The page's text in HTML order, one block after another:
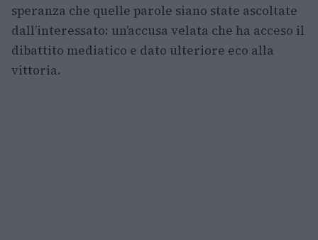
speranza che quelle parole siano state ascoltate
dall’interessato: un’accusa velata che ha acceso il
dibattito mediatico e dato ulteriore eco alla
vittoria.